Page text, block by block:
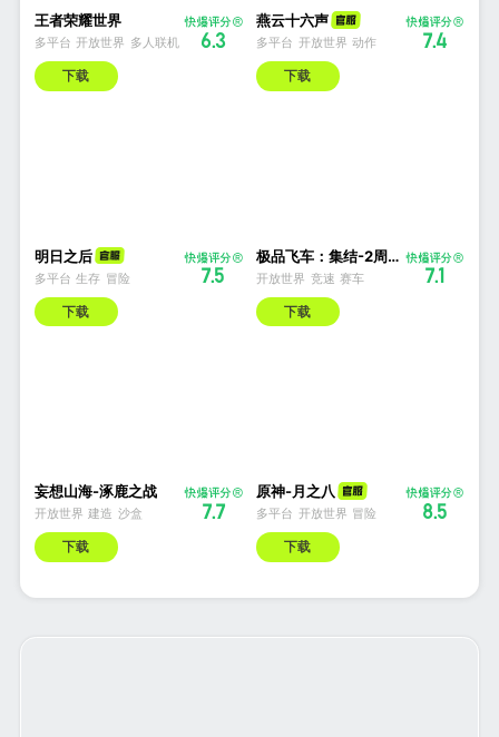
王者荣耀世界
多平台 开放世界 多人联机 6.3
下载
燕云十六声
多平台 开放世界 动作 7.4
下载
明日之后
多平台 生存 冒险 7.5
下载
极品飞车：集结-2周年庆
开放世界 竞速 赛车 7.1
下载
妄想山海-涿鹿之战
开放世界 建造 沙盒 7.7
下载
原神-月之八
多平台 开放世界 冒险 8.5
下载